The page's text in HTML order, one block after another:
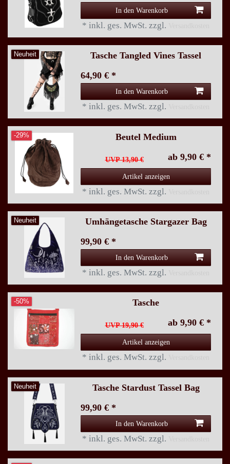
In den Warenkorb
* inkl. ges. MwSt. zzgl.
Neuheit
Tasche Tangled Vines Tassel
64,90 € *
In den Warenkorb
* inkl. ges. MwSt. zzgl.
-29% Beutel Medium
UVP 13,90 € ab 9,90 € *
Artikel anzeigen
* inkl. ges. MwSt. zzgl.
Neuheit
Umhängetasche Stargazer Bag
99,90 € *
In den Warenkorb
* inkl. ges. MwSt. zzgl.
-50% Tasche
UVP 19,90 € ab 9,90 € *
Artikel anzeigen
* inkl. ges. MwSt. zzgl.
Neuheit
Tasche Stardust Tassel Bag
99,90 € *
In den Warenkorb
* inkl. ges. MwSt. zzgl.